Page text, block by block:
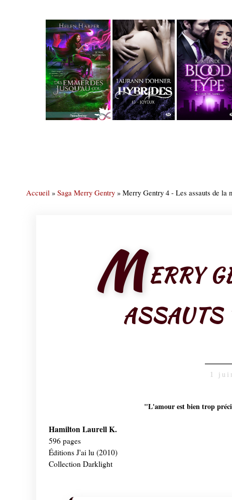
Accueil » Saga Merry Gentry » Merry Gentry 4 - Les assauts de la
M ERRY
ASSAUTS
1
"L'amour est bien trop
Hamilton Laurell K.
596 pages
Éditions J'ai lu (2010)
Collection Darklight